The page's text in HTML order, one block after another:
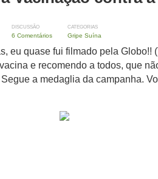
DISCUSSÃO
6 Comentários
CATEGORIAS
Gripe Suína
eu quase fui filmado pela Globo!!
e recomendo a todos, que
a medaglia da campanha.